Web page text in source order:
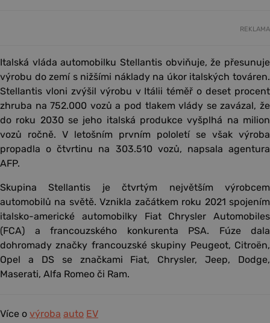
REKLAMA
Italská vláda automobilku Stellantis obviňuje, že přesunuje
výrobu do zemí s nižšími náklady na úkor italských továren.
Stellantis vloni zvýšil výrobu v Itálii téměř o deset procent
zhruba na 752.000 vozů a pod tlakem vlády se zavázal, že
do roku 2030 se jeho italská produkce vyšplhá na milion
vozů ročně. V letošním prvním pololetí se však výroba
propadla o čtvrtinu na 303.510 vozů, napsala agentura
AFP.
Skupina Stellantis je čtvrtým největším výrobcem
automobilů na světě. Vznikla začátkem roku 2021 spojením
italsko-americké automobilky Fiat Chrysler Automobiles
(FCA) a francouzského konkurenta PSA. Fúze dala
dohromady značky francouzské skupiny Peugeot, Citroën,
Opel a DS se značkami Fiat, Chrysler, Jeep, Dodge,
Maserati, Alfa Romeo či Ram.
Více o výroba auto EV